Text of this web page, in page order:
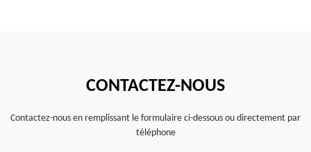
CONTACTEZ-NOUS
Contactez-nous en remplissant le formulaire ci-dessous ou directement par
téléphone